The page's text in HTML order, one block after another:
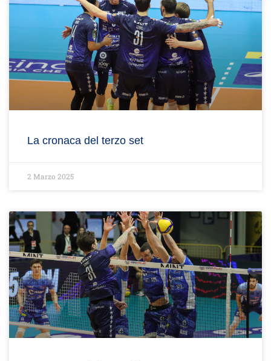
La cronaca del terzo set
2 Marzo 2025